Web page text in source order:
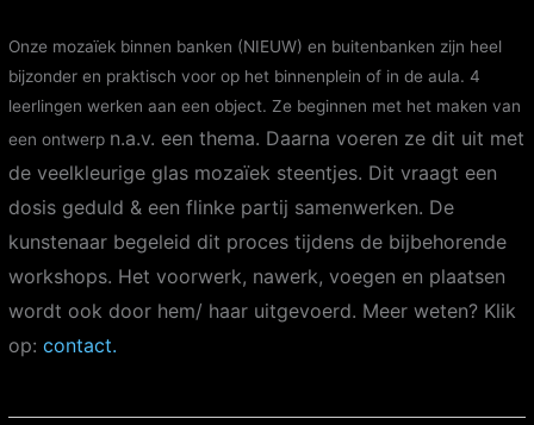
Onze mozaïek binnen banken (NIEUW) en buitenbanken zijn heel
bijzonder en praktisch voor op het binnenplein of in de aula. 4
leerlingen werken aan een object. Ze beginnen met het maken van
een ontwerp n.a.v. een thema. Daarna voeren ze dit uit met
de veelkleurige glas mozaïek steentjes. Dit vraagt een
dosis geduld & een flinke partij samenwerken. De
kunstenaar begeleid dit proces tijdens de bijbehorende
workshops. Het voorwerk, nawerk, voegen en plaatsen
wordt ook door hem/ haar uitgevoerd. Meer weten? Klik
op:contact.